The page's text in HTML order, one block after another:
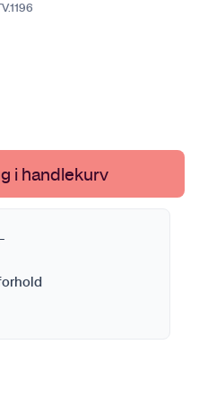
i handlekurv